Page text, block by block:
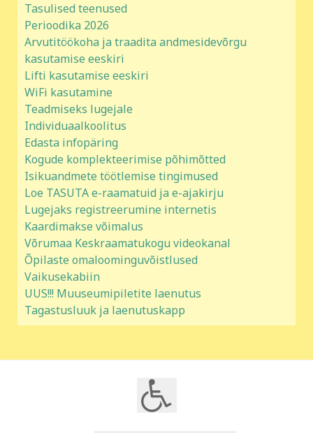
Tasulised teenused
Perioodika 2026
Arvutitöökoha ja traadita andmesidevõrgu
kasutamise eeskiri
Lifti kasutamise eeskiri
WiFi kasutamine
Teadmiseks lugejale
Individuaalkoolitus
Edasta infopäring
Kogude komplekteerimise põhimõtted
Isikuandmete töötlemise tingimused
Loe TASUTA e-raamatuid ja e-ajakirju
Lugejaks registreerumine internetis
Kaardimakse võimalus
Võrumaa Keskraamatukogu videokanal
Õpilaste omaloominguvõistlused
Vaikusekabiin
UUS!!! Muuseumipiletite laenutus
Tagastusluuk ja laenutuskapp